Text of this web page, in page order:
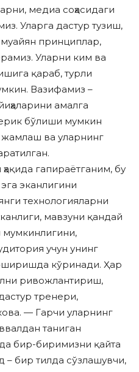
медиа соҳасидаги
Уларга дастур тузиш,
принциплар,
Уларни ким ва
қараб, турли
Вазифамиз –
амалга
бўлиши мумкин
жамлаш ва уларнинг
гапираётганим, бу
эга эканлигини
технологияларни
мавзуни қандай
мумкинлигини,
учун унинг
кўринади. Ҳар
ривожлантириш,
тренери,
— Гарчи уларнинг
таниган
бир-биримизни қайта
– бир тилда сўзлашувчи,